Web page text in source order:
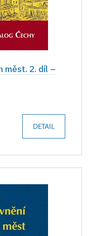
měst. 2. díl –
DETAIL